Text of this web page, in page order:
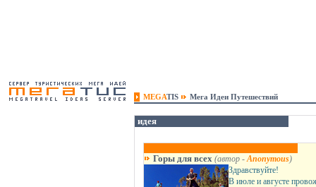
MEGATIS Мега Идеи Путешествий
идея
Горы для всех (автор -Anonymous)
Здравствуйте!
В июле и августе